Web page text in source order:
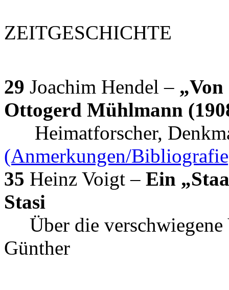
ZEITGESCHICHTE
29 Joachim Hendel –
Ottogerd Mühlmann
Heimatforscher,
(Anmerkungen/
35 Heinz Voigt – Ein
Stasi
Über die verschwiegene
Günther